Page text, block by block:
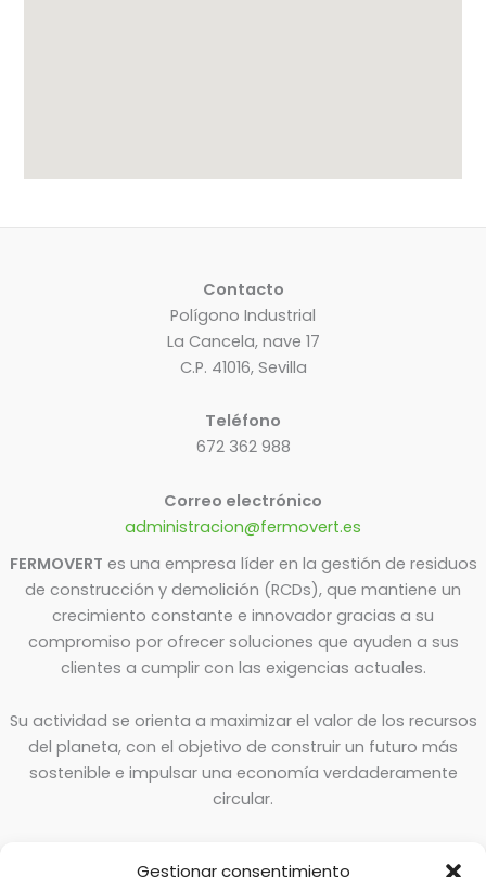
Gestionar consentimiento
Contacto
Polígono Industrial
La Cancela, nave 17
C.P. 41016, Sevilla
Teléfono
672 362 988
Correo electrónico
administracion@fermovert.es
FERMOVERT es una empresa líder en la gestión de residuos
de construcción y demolición (RCDs), que mantiene un
crecimiento constante e innovador gracias a su
compromiso por ofrecer soluciones que ayuden a sus
clientes a cumplir con las exigencias actuales.
Su actividad se orienta a maximizar el valor de los recursos
del planeta, con el objetivo de construir un futuro más
sostenible e impulsar una economía verdaderamente
circular.